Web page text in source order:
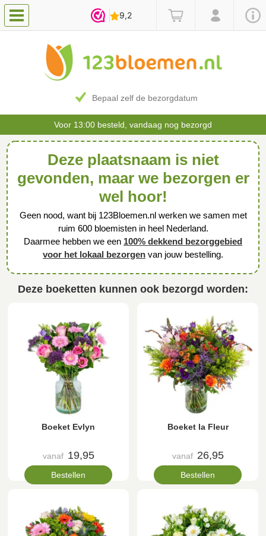
Bepaal zelf de bezorgdatum
Voor 13:00 besteld, vandaag nog bezorgd
Deze plaatsnaam is niet
gevonden, maar we bezorgen er
wel hoor!
Geen nood, want bij 123Bloemen.nl werken we samen met
ruim 600 bloemisten in heel Nederland.
Daarmee hebben we een 100% dekkend bezorggebied
voor het lokaal bezorgen van jouw bestelling.
Deze boeketten kunnen ook bezorgd worden:
Boeket Evlyn
vanaf 19,95
Bestellen
Boeket la Fleur
vanaf 26,95
Bestellen